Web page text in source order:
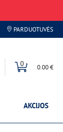
PARDUOTUVĖS
0 0.00 €
AKCIJOS